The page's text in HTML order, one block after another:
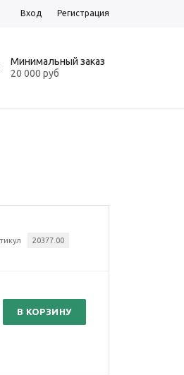
Вход Регистрация
Минимальный заказ
20 000 руб
20377.00
В КОРЗИНУ